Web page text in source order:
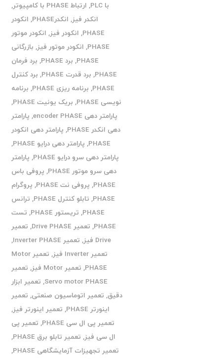
با PLC
, ارتباط PHASE با کامپیوتر
,
انکدر فیز, انکدرPHASE , انکودر
PHASE
, انکودر فیز, انکودر موتور
PHASE
, انکودر موتور فیز, بازرگانی
PHASE
, برد PHASE , برد فرمان
PHASE
, برد قدرت PHASE , برد کنترل
PHASE
, برنامه ریزی PHASE , برنامه
نویسی PHASE
, بریک یونیت PHASE
,
پارامتر دهی encoder PHASE
, پارامتر
دهی انکدر PHASE
, پارامتر دهی انکودر
PHASE
, پارامتر دهی درایو PHASE
,
پارامتر دهی سرو درایو PHASE
, پارامتر
دهی سرو موتور PHASE
, پروفی باس
PHASE
, پروفی نت PHASE , پروگرام
PHASE
, تابلو کنترل PHASE , ترانس
PHASE
, تریستور PHASE , تست
PHASE
, تعمیر Drive PHASE , تعمیر
Drive فیز
, تعمیر Inverter PHASE
,
تعمیر Inverter فیز
,
تعمیر Motor
PHASE
, تعمیر Motor فیز , تعمیر
Servo motor PHASE
, تعمیر ابزار
دقیق, تعمیر اتوماسیون صنعتی, تعمیر
اینورتر PHASE
, تعمیر اینورتر فیز,
تعمیر پی ال سی PHASE
, تعمیر پی
ال سی فیز, تعمیر تابلو برق PHASE
,
تعمیر تجهیزات آزمایشگاهی PHASE
,